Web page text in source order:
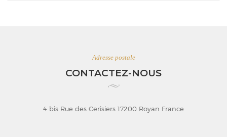
Adresse postale
CONTACTEZ-NOUS
4 bis Rue des Cerisiers 17200 Royan France